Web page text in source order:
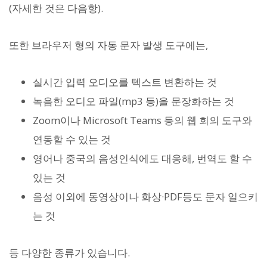
(자세한 것은 다음항).
또한 브라우저 형의 자동 문자 발생 도구에는,
실시간 입력 오디오를 텍스트 변환하는 것
녹음한 오디오 파일(mp3 등)을 문장화하는 것
Zoom이나 Microsoft Teams 등의 웹 회의 도구와
연동할 수 있는 것
영어나 중국의 음성인식에도 대응해, 번역도 할 수
있는 것
음성 이외에 동영상이나 화상·PDF등도 문자 일으키
는 것
등 다양한 종류가 있습니다.